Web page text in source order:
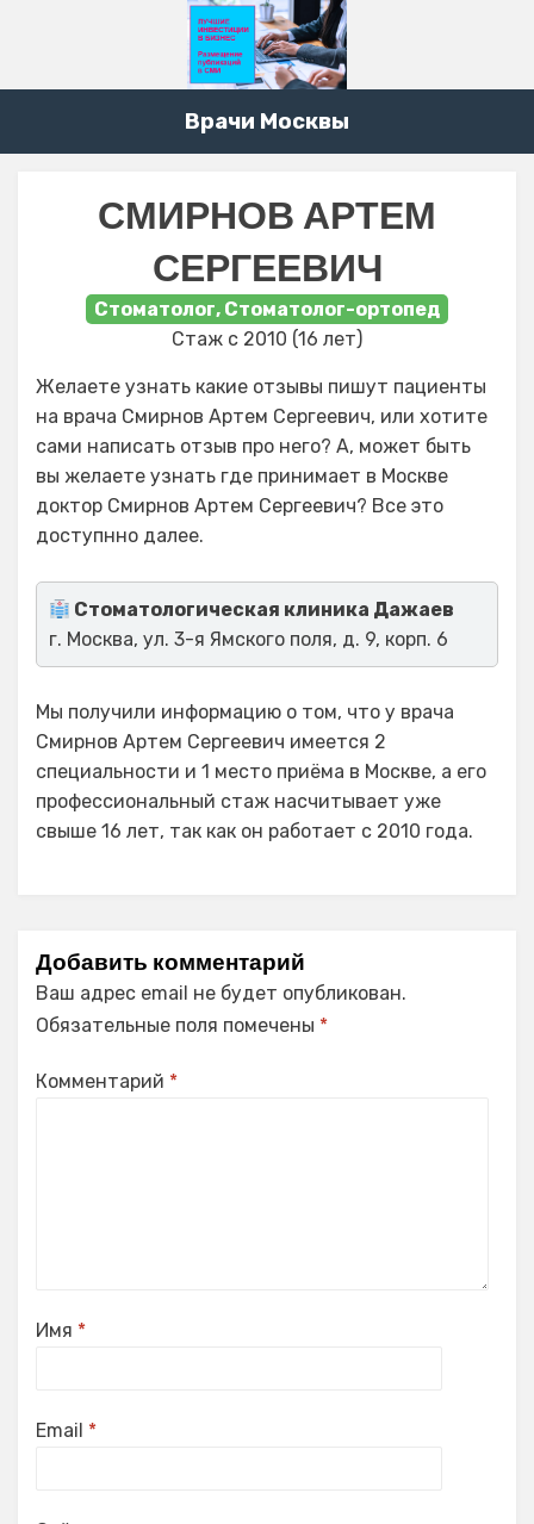
Врачи Москвы
СМИРНОВ АРТЕМ
СЕРГЕЕВИЧ
Стоматолог, Стоматолог-ортопед
Стаж с 2010 (16 лет)
Желаете узнать какие отзывы пишут пациенты
на врача Смирнов Артем Сергеевич, или хотите
сами написать отзыв про него? А, может быть
вы желаете узнать где принимает в Москве
доктор Смирнов Артем Сергеевич? Все это
доступнно далее.
Стоматологическая клиника Дажаев
г. Москва, ул. 3-я Ямского поля, д. 9, корп. 6
Мы получили информацию о том, что у врача
Смирнов Артем Сергеевич имеется 2
специальности и 1 место приёма в Москве, а его
профессиональный стаж насчитывает уже
свыше 16 лет, так как он работает с 2010 года.
Добавить комментарий
Ваш адрес email не будет опубликован.
Обязательные поля помечены *
Комментарий *
Имя *
Email *